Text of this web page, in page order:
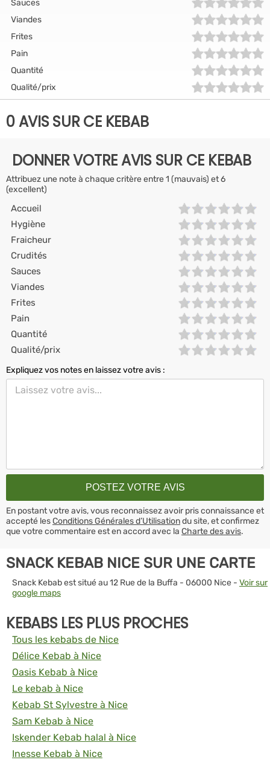
Sauces
Viandes
Frites
Pain
Quantité
Qualité/prix
0 AVIS SUR CE KEBAB
DONNER VOTRE AVIS SUR CE KEBAB
Attribuez une note à chaque critère entre 1 (mauvais) et 6
(excellent)
Accueil
Hygiène
Fraicheur
Crudités
Sauces
Viandes
Frites
Pain
Quantité
Qualité/prix
Expliquez vos notes en laissez votre avis :
En postant votre avis, vous reconnaissez avoir pris connaissance et
accepté lesConditions Générales d’Utilisationdu site, et confirmez
que votre commentaire est en accord avec la Charte des avis.
SNACK KEBAB NICE SUR UNE CARTE
Snack Kebab est situé au 12 Rue de la Buffa - 06000 Nice - Voir sur
google maps
KEBABS LES PLUS PROCHES
Tous les kebabs de Nice
Délice Kebab à Nice
Oasis Kebab à Nice
Le kebab à Nice
Kebab St Sylvestre à Nice
Sam Kebab à Nice
Iskender Kebab halal à Nice
Inesse Kebab à Nice